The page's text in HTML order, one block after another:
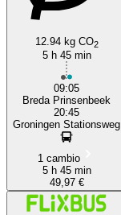
12.94 kg CO2
5 h 45 min
09:05
Breda Prinsenbeek
20:45
Groningen Stationsweg
1 cambio
5 h 45 min
49,97 €